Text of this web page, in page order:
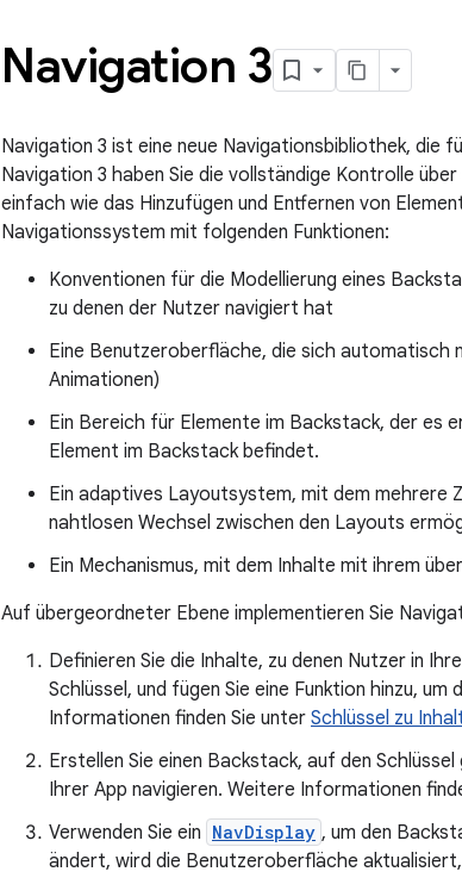
Navigation 3
Navigation 3 ist eine neue Navigationsbibliothek, die
Navigation 3 haben Sie die vollständige Kontrolle
einfach wie das Hinzufügen und Entfernen von
Navigationssystem mit folgenden Funktionen:
Konventionen für die Modellierung eines
zu denen der Nutzer navigiert hat
Eine Benutzeroberfläche, die sich automatisch
Animationen)
Ein Bereich für Elemente im Backstack, der es
Element im Backstack befindet.
Ein adaptives Layoutsystem, mit dem mehrere
nahtlosen Wechsel zwischen den Layouts
Ein Mechanismus, mit dem Inhalte mit ihrem
Auf übergeordneter Ebene implementieren Sie
Definieren Sie die Inhalte, zu denen Nutzer in
Schlüssel, und fügen Sie eine Funktion hinzu,
Informationen finden Sie unter Schlüssel zu
Erstellen Sie einen Backstack, auf den
Ihrer App navigieren. Weitere Informationen
Verwenden Sie ein NavDisplay , um den
ändert, wird die Benutzeroberfläche